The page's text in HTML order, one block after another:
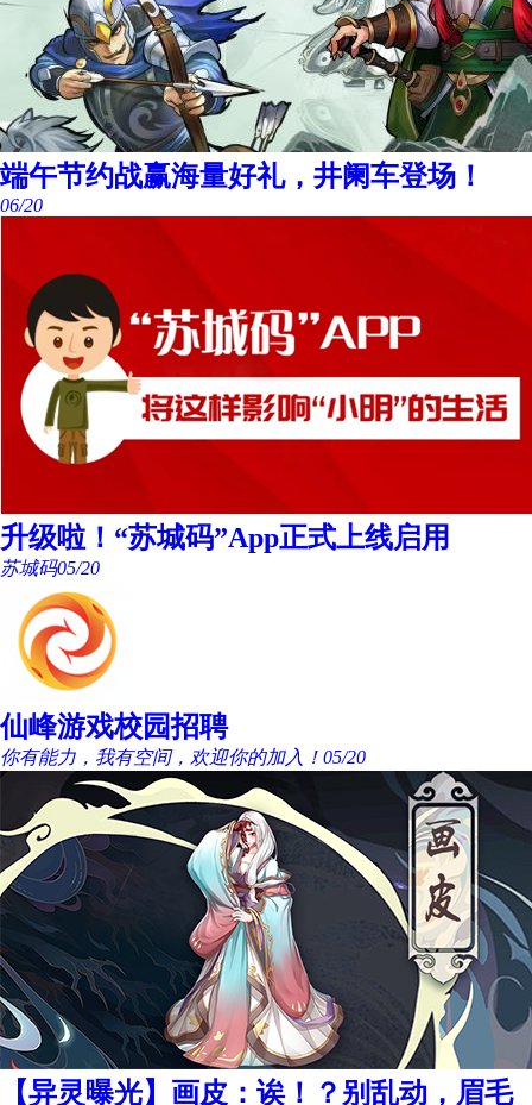
端午节约战赢海量好礼，井阑车登场！
06/20
升级啦！“苏城码”App正式上线启用
苏城码05/20
仙峰游戏校园招聘
你有能力，我有空间，欢迎你的加入！ 05/20
【异灵曝光】画皮：诶！？别乱动，眉毛